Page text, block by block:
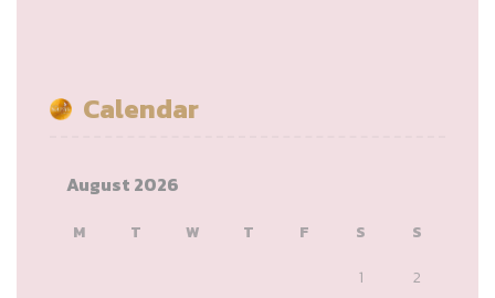
Calendar
August 2026
M T W T F S
S
1
2